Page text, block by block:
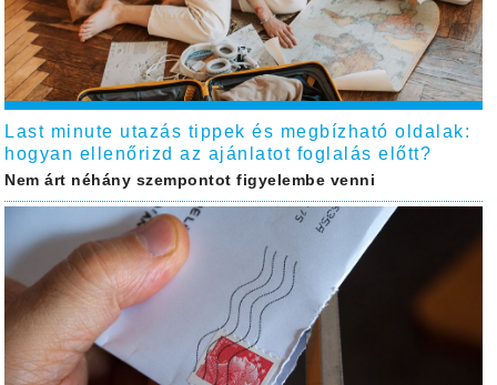
Last minute utazás tippek és megbízható oldalak:
hogyan ellenőrizd az ajánlatot foglalás előtt?
Nem árt néhány szempontot figyelembe venni